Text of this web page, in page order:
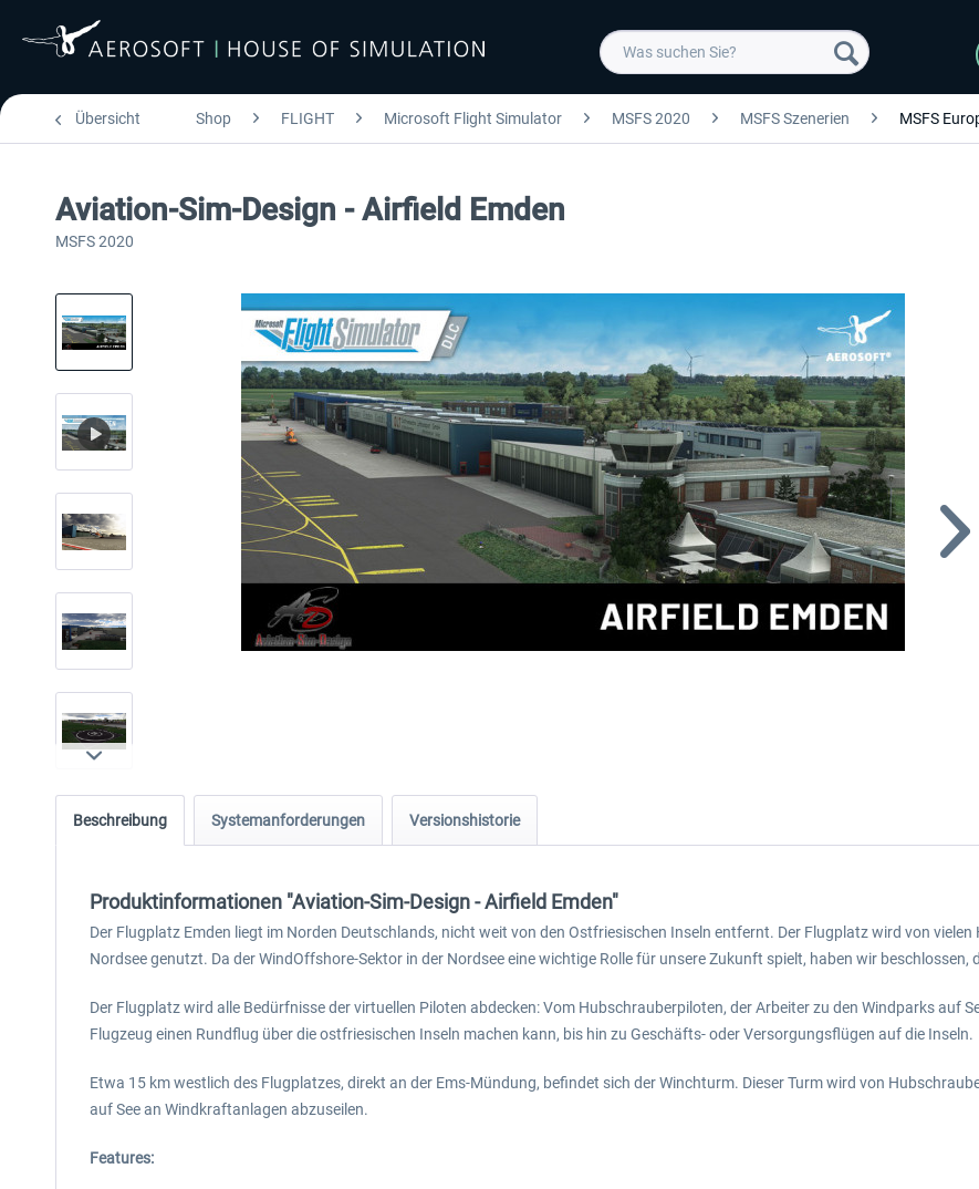
Übersicht Shop FLIGHT Microsoft Flight Simulator MSFS 2020 MSFS Szenerien MSFS
Aviation-Sim-Design - Airfield Emden
MSFS 2020
Beschreibung Systemanforderungen Versionshistorie
Produktinformationen "Aviation-Sim-Design - Airfield Emden"
Der Flugplatz Emden liegt im Norden Deutschlands, nicht weit von den Ostfriesischen Inseln entfernt. Der Flugplatz wird von
Nordsee genutzt. Da der WindOffshore-Sektor in der Nordsee eine wichtige Rolle für unsere Zukunft spielt, haben wir
Der Flugplatz wird alle Bedürfnisse der virtuellen Piloten abdecken: Vom Hubschrauberpiloten, der Arbeiter zu den Windparks auf
Flugzeug einen Rundflug über die ostfriesischen Inseln machen kann, bis hin zu Geschäfts- oder Versorgungsflügen auf die Inseln.
Etwa 15 km westlich des Flugplatzes, direkt an der Ems-Mündung, befindet sich der Winchturm. Dieser Turm wird von
auf See an Windkraftanlagen abzuseilen.
Features: